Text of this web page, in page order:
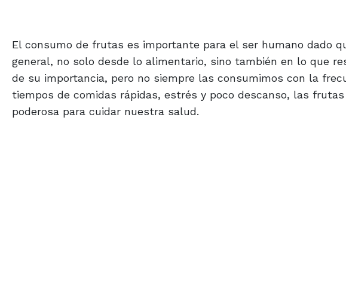
El consumo de frutas es importante para el ser humano dado
general, no solo desde lo alimentario, sino también en lo que
de su importancia, pero no siempre las consumimos con la
tiempos de comidas rápidas, estrés y poco descanso, las
poderosa para cuidar nuestra salud.